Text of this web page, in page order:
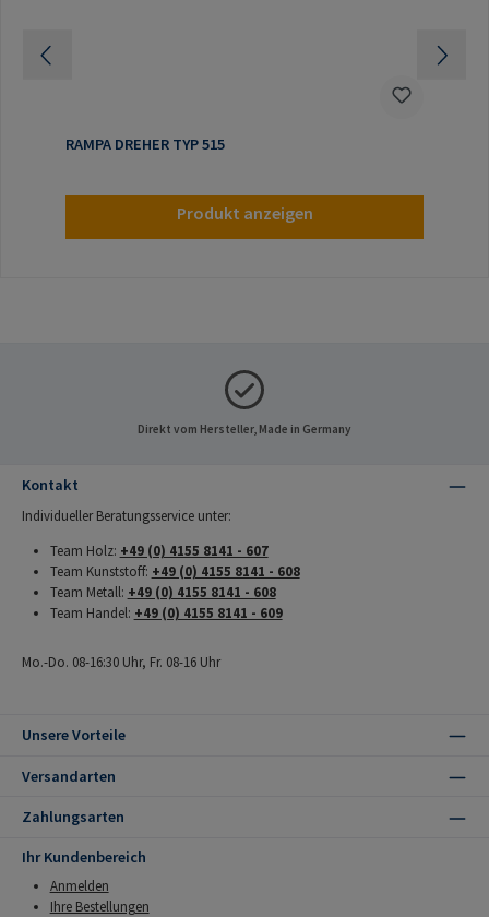
RAMPA DREHER TYP 515
Produkt anzeigen
Direkt vom Hersteller, Made in Germany
Kontakt
Individueller Beratungsservice unter:
Team Holz: +49 (0) 4155 8141 - 607
Team Kunststoff: +49 (0) 4155 8141 - 608
Team Metall: +49 (0) 4155 8141 - 608
Team Handel: +49 (0) 4155 8141 - 609
Mo.-Do. 08-16:30 Uhr, Fr. 08-16 Uhr
Unsere Vorteile
Versandarten
Zahlungsarten
Ihr Kundenbereich
Anmelden
Ihre Bestellungen